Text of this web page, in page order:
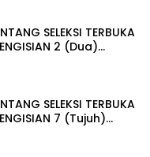
KONAWE
SELEKSI TERBUKA
2 (Dua)
SELEKSI TERBUKA
7 (Tujuh)